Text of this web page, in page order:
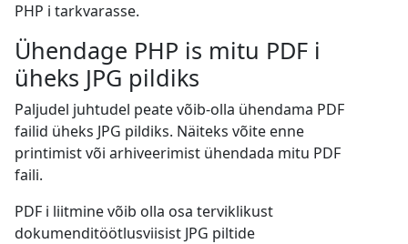
PHP i tarkvarasse.
Ühendage PHP is mitu PDF i
üheks JPG pildiks
Paljudel juhtudel peate võib-olla ühendama PDF
failid üheks JPG pildiks. Näiteks võite enne
printimist või arhiveerimist ühendada mitu PDF
faili.
PDF i liitmine võib olla osa terviklikust
dokumenditöötlusviisist JPG piltide